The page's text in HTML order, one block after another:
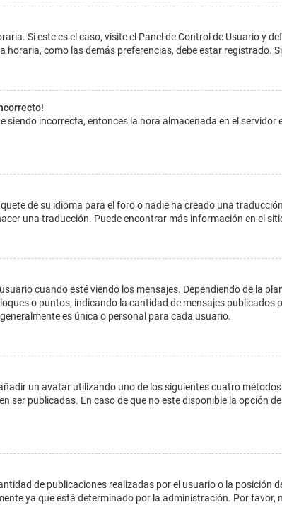
Si este es el caso, visite el Panel de Control de Usuario y
horaria, como las demás preferencias, debe estar registrado.
siendo incorrecta, entonces la hora almacenada en el
de su idioma para el foro o nadie ha creado una
una traducción. Puede encontrar más información en el
cuando esté viendo los mensajes. Dependiendo de la
o puntos, indicando la cantidad de mensajes
es única o personal para cada usuario.
un avatar utilizando uno de los siguientes cuatro
ser publicadas. En caso de que no este disponible la opción
de publicaciones realizadas por el usuario o la posición
ya que está determinado por la administración. Por favor,